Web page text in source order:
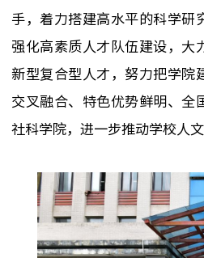
手，着力搭建高水平的科学研
强化高素质人才队伍建设，大
新型复合型人才，努力把学院
交叉融合、特色优势鲜明、全
社科学院，进一步推动学校人